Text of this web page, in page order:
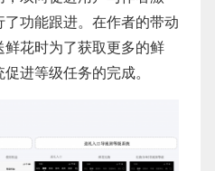
功能跟进。在作者的带动
花时为了获取更多的鲜
进等级任务的完成。